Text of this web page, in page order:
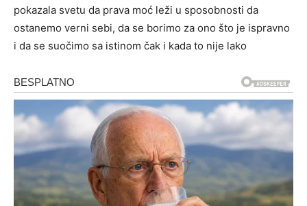
pokazala svetu da prava moć leži u sposobnosti da
ostanemo verni sebi, da se borimo za ono što je ispravno
i da se suočimo sa istinom čak i kada to nije lako